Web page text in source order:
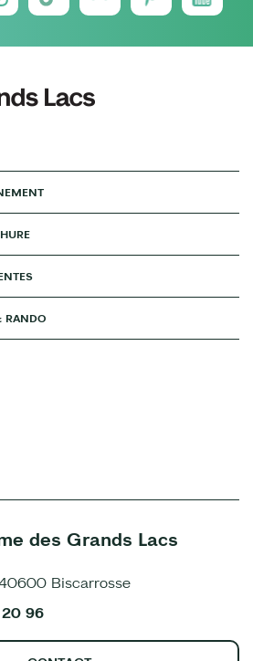
RANDO
des Grands Lacs
Biscarrosse
96